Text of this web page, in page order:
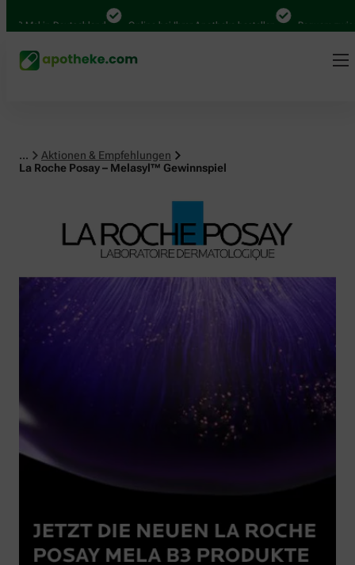
in Deutschland Online bei Ihrer Apotheke bestellen Bequem zwischen
...
Aktionen & Empfehlungen
La Roche Posay – Melasyl™ Gewinnspiel